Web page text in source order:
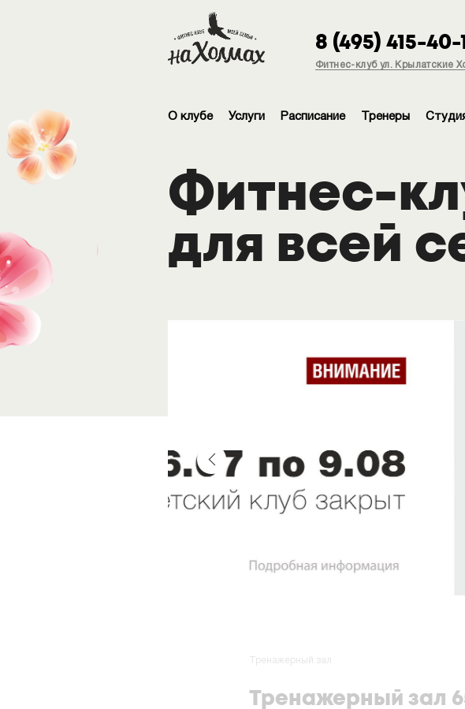
8 (495) 415-40-
Фитнес-клуб ул. Крылатские
О клубе Услуги Расписание Тренеры
Фитнес-
для всей
Тренажерный зал
Тренажерный зал